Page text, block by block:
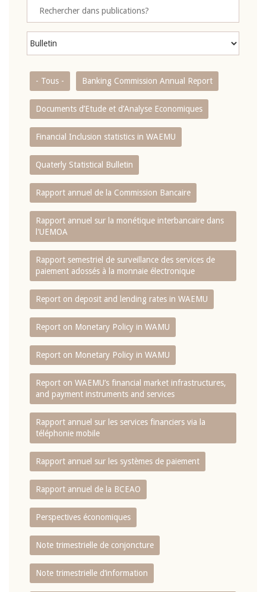
- Tous - Banking Commission Annual Report
Documents d’Etude et d’Analyse Economiques
Financial Inclusion statistics in WAEMU
Quaterly Statistical Bulletin
Rapport annuel de la Commission Bancaire
Rapport annuel sur la monétique interbancaire dans
l'UEMOA
Rapport semestriel de surveillance des services de
paiement adossés à la monnaie électronique
Report on deposit and lending rates in WAEMU
Report on Monetary Policy in WAMU
Report on Monetary Policy in WAMU
Report on WAEMU’s financial market infrastructures,
and payment instruments and services
Rapport annuel sur les services financiers via la
téléphonie mobile
Rapport annuel sur les systèmes de paiement
Rapport annuel de la BCEAO
Perspectives économiques
Note trimestrielle de conjoncture
Note trimestrielle d‘information